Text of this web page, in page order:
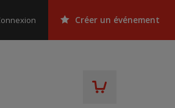
Créer un événement